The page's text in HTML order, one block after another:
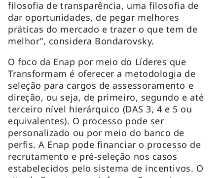
filosofia de transparência, uma filosofia de
dar oportunidades, de pegar melhores
práticas do mercado e trazer o que tem de
melhor”, considera Bondarovsky.
O foco da Enap por meio do Líderes que
Transformam é oferecer a metodologia de
seleção para cargos de assessoramento e
direção, ou seja, de primeiro, segundo e até
terceiro nível hierárquico (DAS 3, 4 e 5 ou
equivalentes). O processo pode ser
personalizado ou por meio do banco de
perfis. A Enap pode financiar o processo de
recrutamento e pré-seleção nos casos
estabelecidos pelo sistema de incentivos. O